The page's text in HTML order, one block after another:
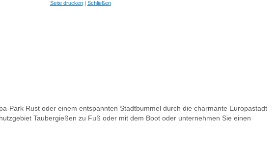
Seite drucken | Schließen
Park Rust oder einem entspannten Stadtbummel durch die charmante Europastadt
Taubergießen zu Fuß oder mit dem Boot oder unternehmen Sie einen